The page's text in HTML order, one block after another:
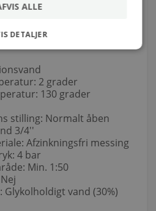
2 grader
130 grader
stilling: Normalt åben
3/4''
Afzinkningsfri messing
4 bar
Min. 1:50
vand (30%)
ALLE
DETALJER